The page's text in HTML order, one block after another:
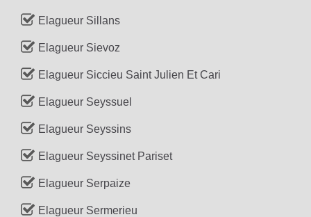
Elagueur Sillans
Elagueur Sievoz
Elagueur Siccieu Saint Julien Et Cari
Elagueur Seyssuel
Elagueur Seyssins
Elagueur Seyssinet Pariset
Elagueur Serpaize
Elagueur Sermerieu